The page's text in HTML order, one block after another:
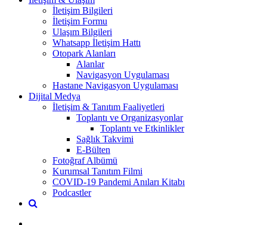
İletişim Bilgileri
İletişim Formu
Ulaşım Bilgileri
Whatsapp İletişim Hattı
Otopark Alanları
Alanlar
Navigasyon Uygulaması
Hastane Navigasyon Uygulaması
Dijital Medya
İletişim & Tanıtım Faaliyetleri
Toplantı ve Organizasyonlar
Toplantı ve Etkinlikler
Sağlık Takvimi
E-Bülten
Fotoğraf Albümü
Kurumsal Tanıtım Filmi
COVID-19 Pandemi Anıları Kitabı
Podcastler